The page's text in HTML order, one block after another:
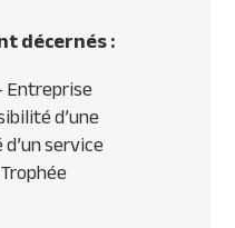
décernés :
Entreprise
d’une
service